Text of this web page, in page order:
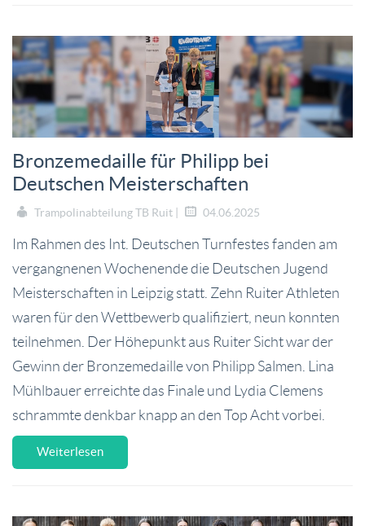
Bronzemedaille für Philipp bei
Deutschen Meisterschaften
Trampolinabteilung TB Ruit | 04.06.2025
Im Rahmen des Int. Deutschen Turnfestes fanden am
vergangnenen Wochenende die Deutschen Jugend
Meisterschaften in Leipzig statt. Zehn Ruiter Athleten
waren für den Wettbewerb qualifiziert, neun konnten
teilnehmen. Der Höhepunkt aus Ruiter Sicht war der
Gewinn der Bronzemedaille von Philipp Salmen. Lina
Mühlbauer erreichte das Finale und Lydia Clemens
schrammte denkbar knapp an den Top Acht vorbei.
Weiterlesen